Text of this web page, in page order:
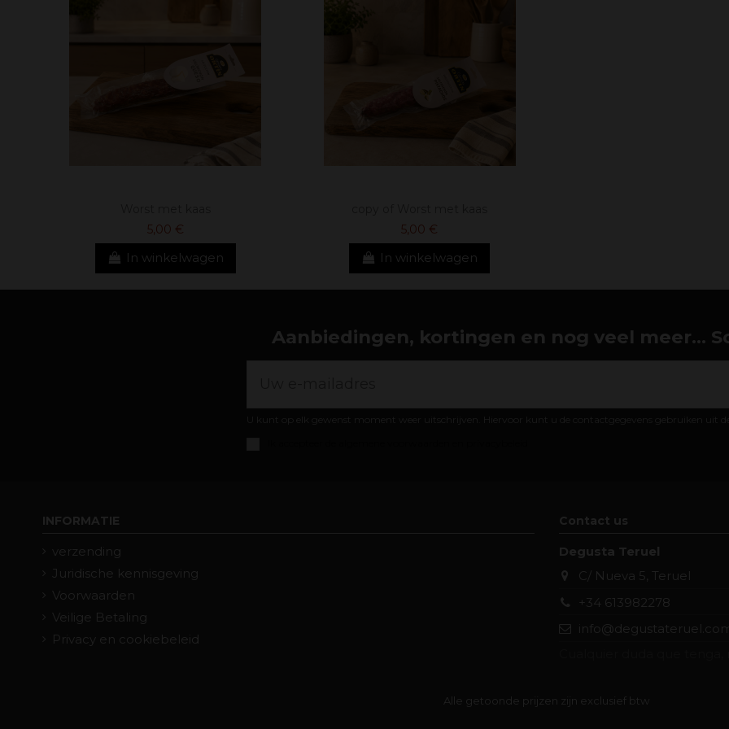
5,00 €
In winkelwagen
5,00 €
In winkelwagen
Aanbiedingen, kortingen en nog veel meer...
INFORMATIE
verzending
Juridische kennisgeving
Voorwaarden
Veilige Betaling
Privacy en cookiebeleid
Contact us
Degusta Teruel
C/ Nueva 5, Teruel
+34 613982278
Alle getoonde prijzen zijn exclusief btw